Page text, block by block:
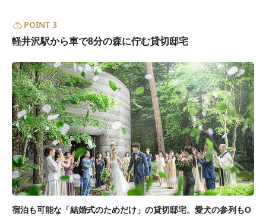
POINT 3
軽井沢駅から車で8分の森に佇む貸切邸宅
宿泊も可能な「結婚式のためだけ」の貸切邸宅。愛犬の参列もO